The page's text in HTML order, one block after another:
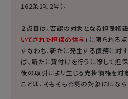
162条1項2号）。
２点目 は、否認の対象となる担保権
いてされた担保の供与 」に限られる
すなわち、新たに発生する債務に対
ば、新たに貸付けを行うに際して担
後の取引により生じる売掛債権を対
ことは、そもそも否認の対象にはなら